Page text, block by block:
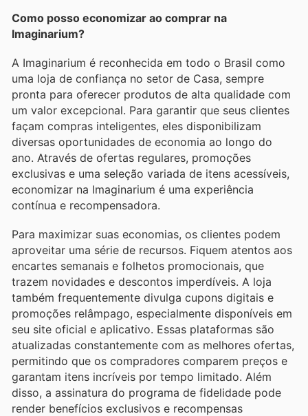
Como posso economizar ao comprar na
Imaginarium?
A Imaginarium é reconhecida em todo o Brasil como
uma loja de confiança no setor de Casa, sempre
pronta para oferecer produtos de alta qualidade com
um valor excepcional. Para garantir que seus clientes
façam compras inteligentes, eles disponibilizam
diversas oportunidades de economia ao longo do
ano. Através de ofertas regulares, promoções
exclusivas e uma seleção variada de itens acessíveis,
economizar na Imaginarium é uma experiência
contínua e recompensadora.
Para maximizar suas economias, os clientes podem
aproveitar uma série de recursos. Fiquem atentos aos
encartes semanais e folhetos promocionais, que
trazem novidades e descontos imperdíveis. A loja
também frequentemente divulga cupons digitais e
promoções relâmpago, especialmente disponíveis em
seu site oficial e aplicativo. Essas plataformas são
atualizadas constantemente com as melhores ofertas,
permitindo que os compradores comparem preços e
garantam itens incríveis por tempo limitado. Além
disso, a assinatura do programa de fidelidade pode
render benefícios exclusivos e recompensas